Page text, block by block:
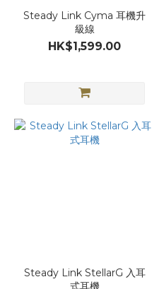
Steady Link Cyma 耳機升
級線
HK$1,599.00
Steady Link StellarG 入耳
式耳機